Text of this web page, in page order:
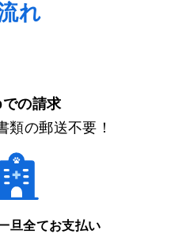
れ
の請求
類の郵送不要！
旦全てお支払い